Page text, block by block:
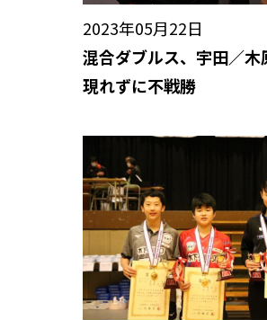
2023年05月22日
混合ダブルス、宇田／
現れずに不戦勝